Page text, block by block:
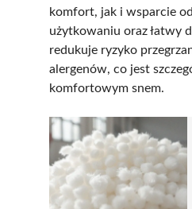
komfort, jak i wsparcie
użytkowaniu oraz łatwy
redukuje ryzyko
alergenów, co jest
komfortowym snem.